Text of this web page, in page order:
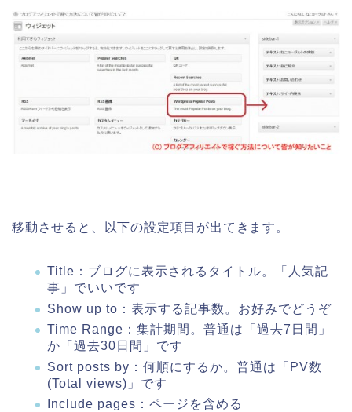
移動させると、以下の設定項目が出てきます。
Title：ブログに表示されるタイトル。「人気記
事」でいいです
Show up to：表示する記事数。お好みでどうぞ
Time Range：集計期間。普通は「過去7日間」
か「過去30日間」です
Sort posts by：何順にするか。普通は「PV数
(Total views)」です
Include pages：ページを含める